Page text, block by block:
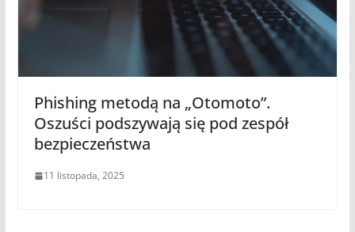
Phishing metodą na „Otomoto”.
Oszuści podszywają się pod zespół
bezpieczeństwa
11 listopada, 2025